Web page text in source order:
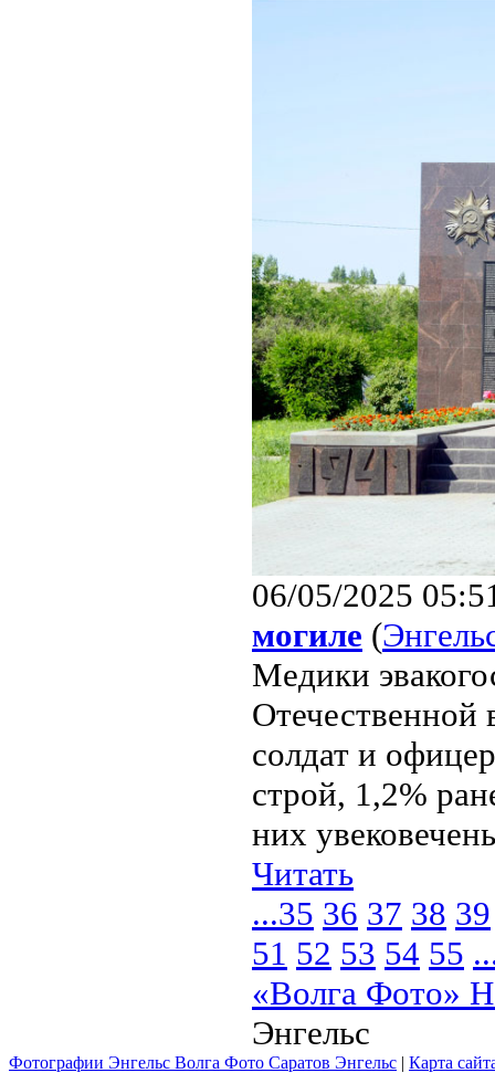
06/05/2025
могиле (
Медики
Отечественной
солдат и
строй, 1,2%
них
Читать
...35 36 37 38 39
51 52 53 54 55
«Волга Фото»
Энгельс
Фотографии Энгельс Волга Фото Саратов Энгельс | Карта